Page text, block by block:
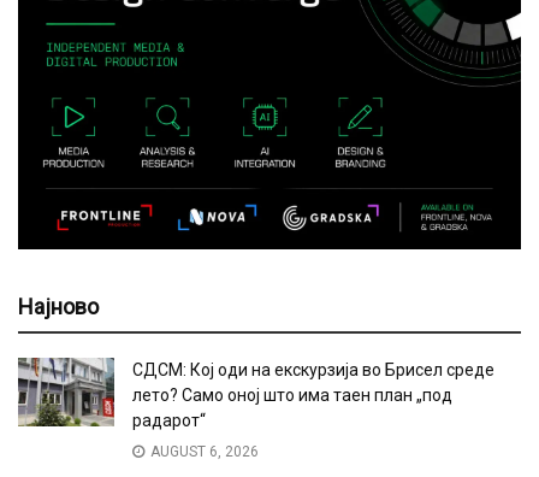
Најново
СДСМ: Кој оди на екскурзија во Брисел среде
лето? Само оној што има таен план „под
радарот“
AUGUST 6, 2026